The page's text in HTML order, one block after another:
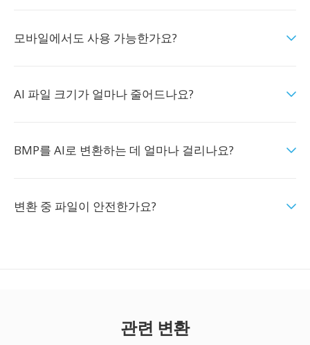
모바일에서도 사용 가능한가요?
AI 파일 크기가 얼마나 줄어드나요?
BMP를 AI로 변환하는 데 얼마나 걸리나요?
변환 중 파일이 안전한가요?
관련 변환